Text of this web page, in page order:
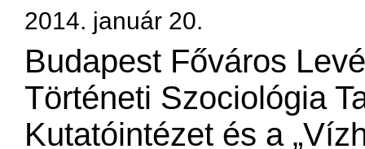
2014. január 20.
Budapest Főváros
Történeti Szociológia
Kutatóintézet és a